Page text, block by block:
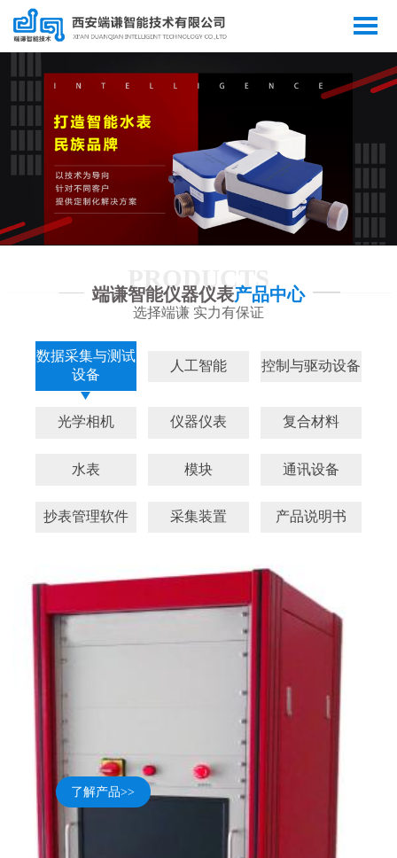
PRODUCTS
端谦智能仪器仪表产品中心
选择端谦 实力有保证
数据采集与测试
设备
人工智能 控制与驱动设备
光学相机 仪器仪表 复合材料
水表 模块 通讯设备
抄表管理软件 采集装置 产品说明书
了解产品>>